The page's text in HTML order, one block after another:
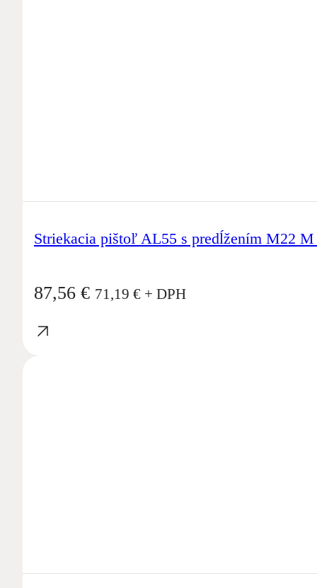
Striekacia pištoľ AL55 s predĺžením M22
87,56 € 71,19 € + DPH